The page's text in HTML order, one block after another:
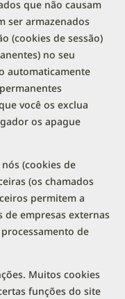
que não causam
ser armazenados
(cookies de sessão)
no seu
automaticamente
você os exclua
os apague
(cookies de
(os chamados
permitem a
de empresas externas
de
Muitos cookies
funções do site